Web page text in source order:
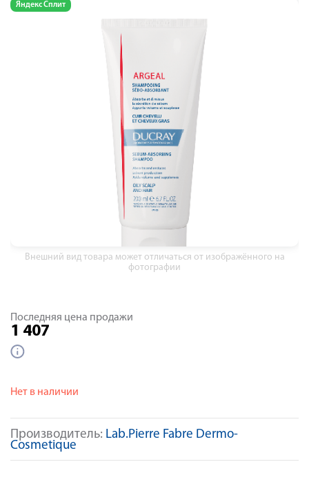
Яндекс Сплит
Внешний вид товара может отличаться от изображённого на
фотографии
Производитель: Lab.Pierre Fabre Dermo-
Cosmetique
Последняя цена продажи
1 407
Нет в наличии